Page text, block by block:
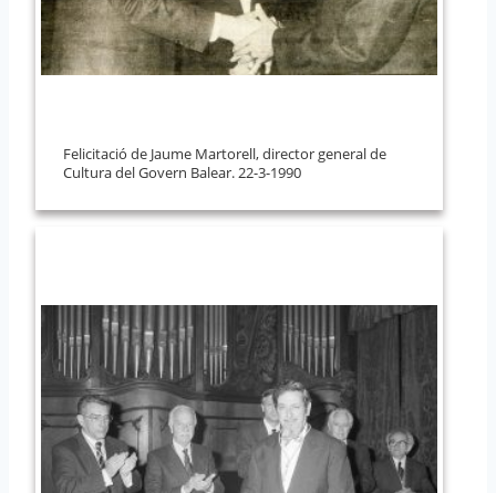
Felicitació de Jaume Martorell, director general de
Cultura del Govern Balear. 22-3-1990